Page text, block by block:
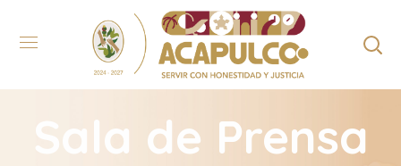
Sala de Prensa